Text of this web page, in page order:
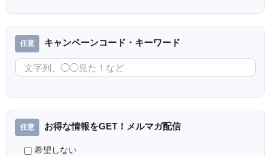
キャンペーンコード・キーワード
お得な情報をGET！メルマガ配信
希望しない